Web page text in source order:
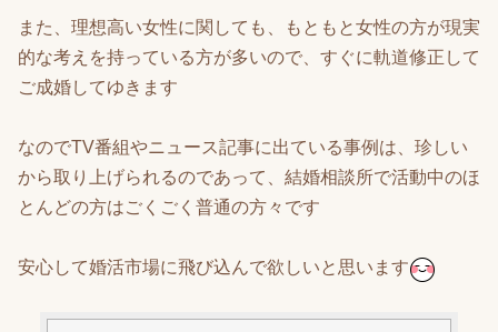
また、理想高い女性に関しても、もともと女性の方が現実
的な考えを持っている方が多いので、すぐに軌道修正して
ご成婚してゆきます
なのでTV番組やニュース記事に出ている事例は、珍しい
から取り上げられるのであって、結婚相談所で活動中のほ
とんどの方はごくごく普通の方々です
安心して婚活市場に飛び込んで欲しいと思います